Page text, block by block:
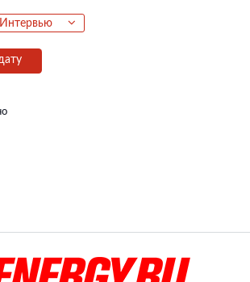
Интервью